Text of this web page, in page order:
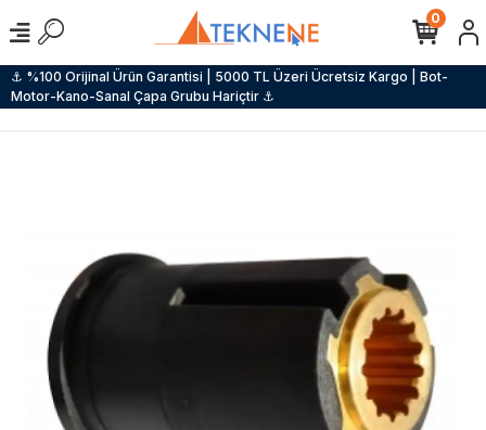
⚓ %100 Orijinal Ürün Garantisi | 5000 TL Üzeri Ücretsiz Kargo | Bot-
Motor-Kano-Sanal Çapa Grubu Hariçtir ⚓
0